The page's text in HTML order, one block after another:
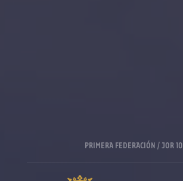
PRIMERA FEDERACIÓN / JOR 10